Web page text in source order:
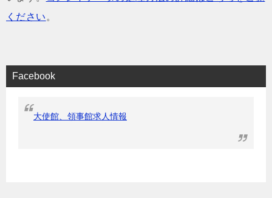
ください 。
Facebook
大使館、領事館求人情報